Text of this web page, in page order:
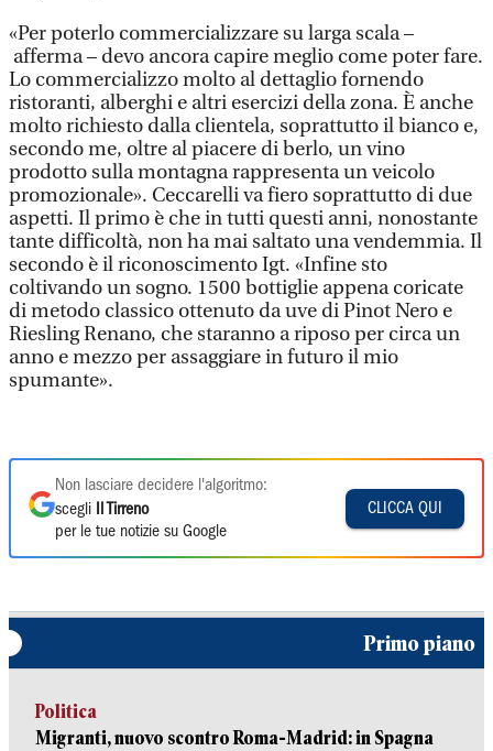
«Per poterlo commercializzare su larga scala –
afferma – devo ancora capire meglio come poter fare.
Lo commercializzo molto al dettaglio fornendo
ristoranti, alberghi e altri esercizi della zona. È anche
molto richiesto dalla clientela, soprattutto il bianco e,
secondo me, oltre al piacere di berlo, un vino
prodotto sulla montagna rappresenta un veicolo
promozionale». Ceccarelli va fiero soprattutto di due
aspetti. Il primo è che in tutti questi anni, nonostante
tante difficoltà, non ha mai saltato una vendemmia. Il
secondo è il riconoscimento Igt. «Infine sto
coltivando un sogno. 1500 bottiglie appena coricate
di metodo classico ottenuto da uve di Pinot Nero e
Riesling Renano, che staranno a riposo per circa un
anno e mezzo per assaggiare in futuro il mio
spumante».
Non lasciare decidere l'algoritmo:
scegli
Il Tirreno
per le tue notizie su Google
CLICCA QUI
Primo piano
Politica
Migranti, nuovo scontro Roma-Madrid: in Spagna